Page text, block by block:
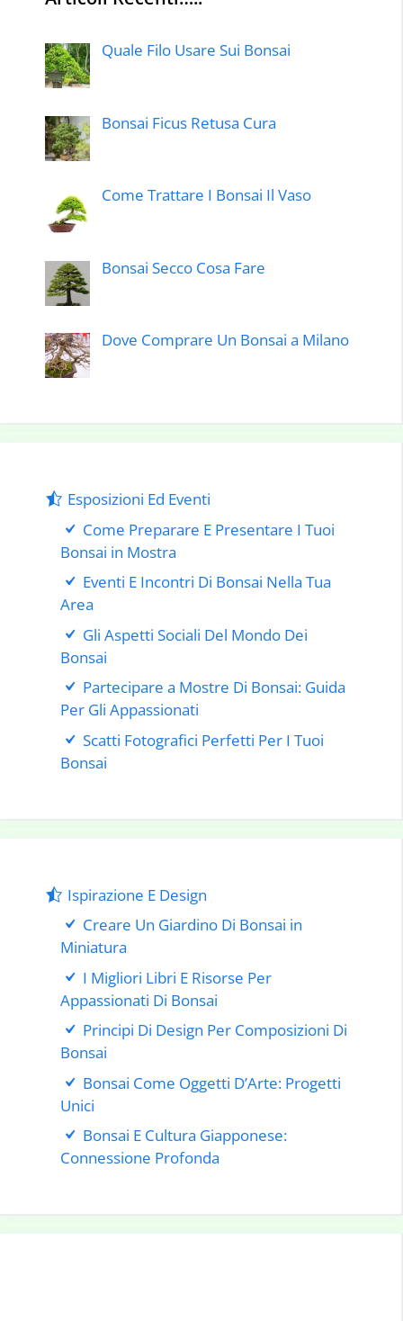
Quale Filo Usare Sui Bonsai
Bonsai Ficus Retusa Cura
Come Trattare I Bonsai Il Vaso
Bonsai Secco Cosa Fare
Dove Comprare Un Bonsai a Milano
Esposizioni Ed Eventi
Come Preparare E Presentare I Tuoi
Bonsai in Mostra
Eventi E Incontri Di Bonsai Nella Tua
Area
Gli Aspetti Sociali Del Mondo Dei
Bonsai
Partecipare a Mostre Di Bonsai: Guida
Per Gli Appassionati
Scatti Fotografici Perfetti Per I Tuoi
Bonsai
Ispirazione E Design
Creare Un Giardino Di Bonsai in
Miniatura
I Migliori Libri E Risorse Per
Appassionati Di Bonsai
Principi Di Design Per Composizioni Di
Bonsai
Bonsai Come Oggetti D’Arte: Progetti
Unici
Bonsai E Cultura Giapponese:
Connessione Profonda